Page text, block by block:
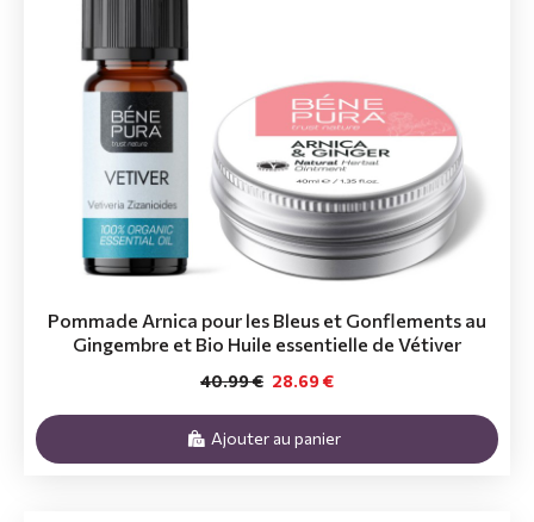
Pommade Arnica pour les Bleus et Gonflements au
Gingembre et Bio Huile essentielle de Vétiver
28.69 €
40.99 €
Ajouter au panier